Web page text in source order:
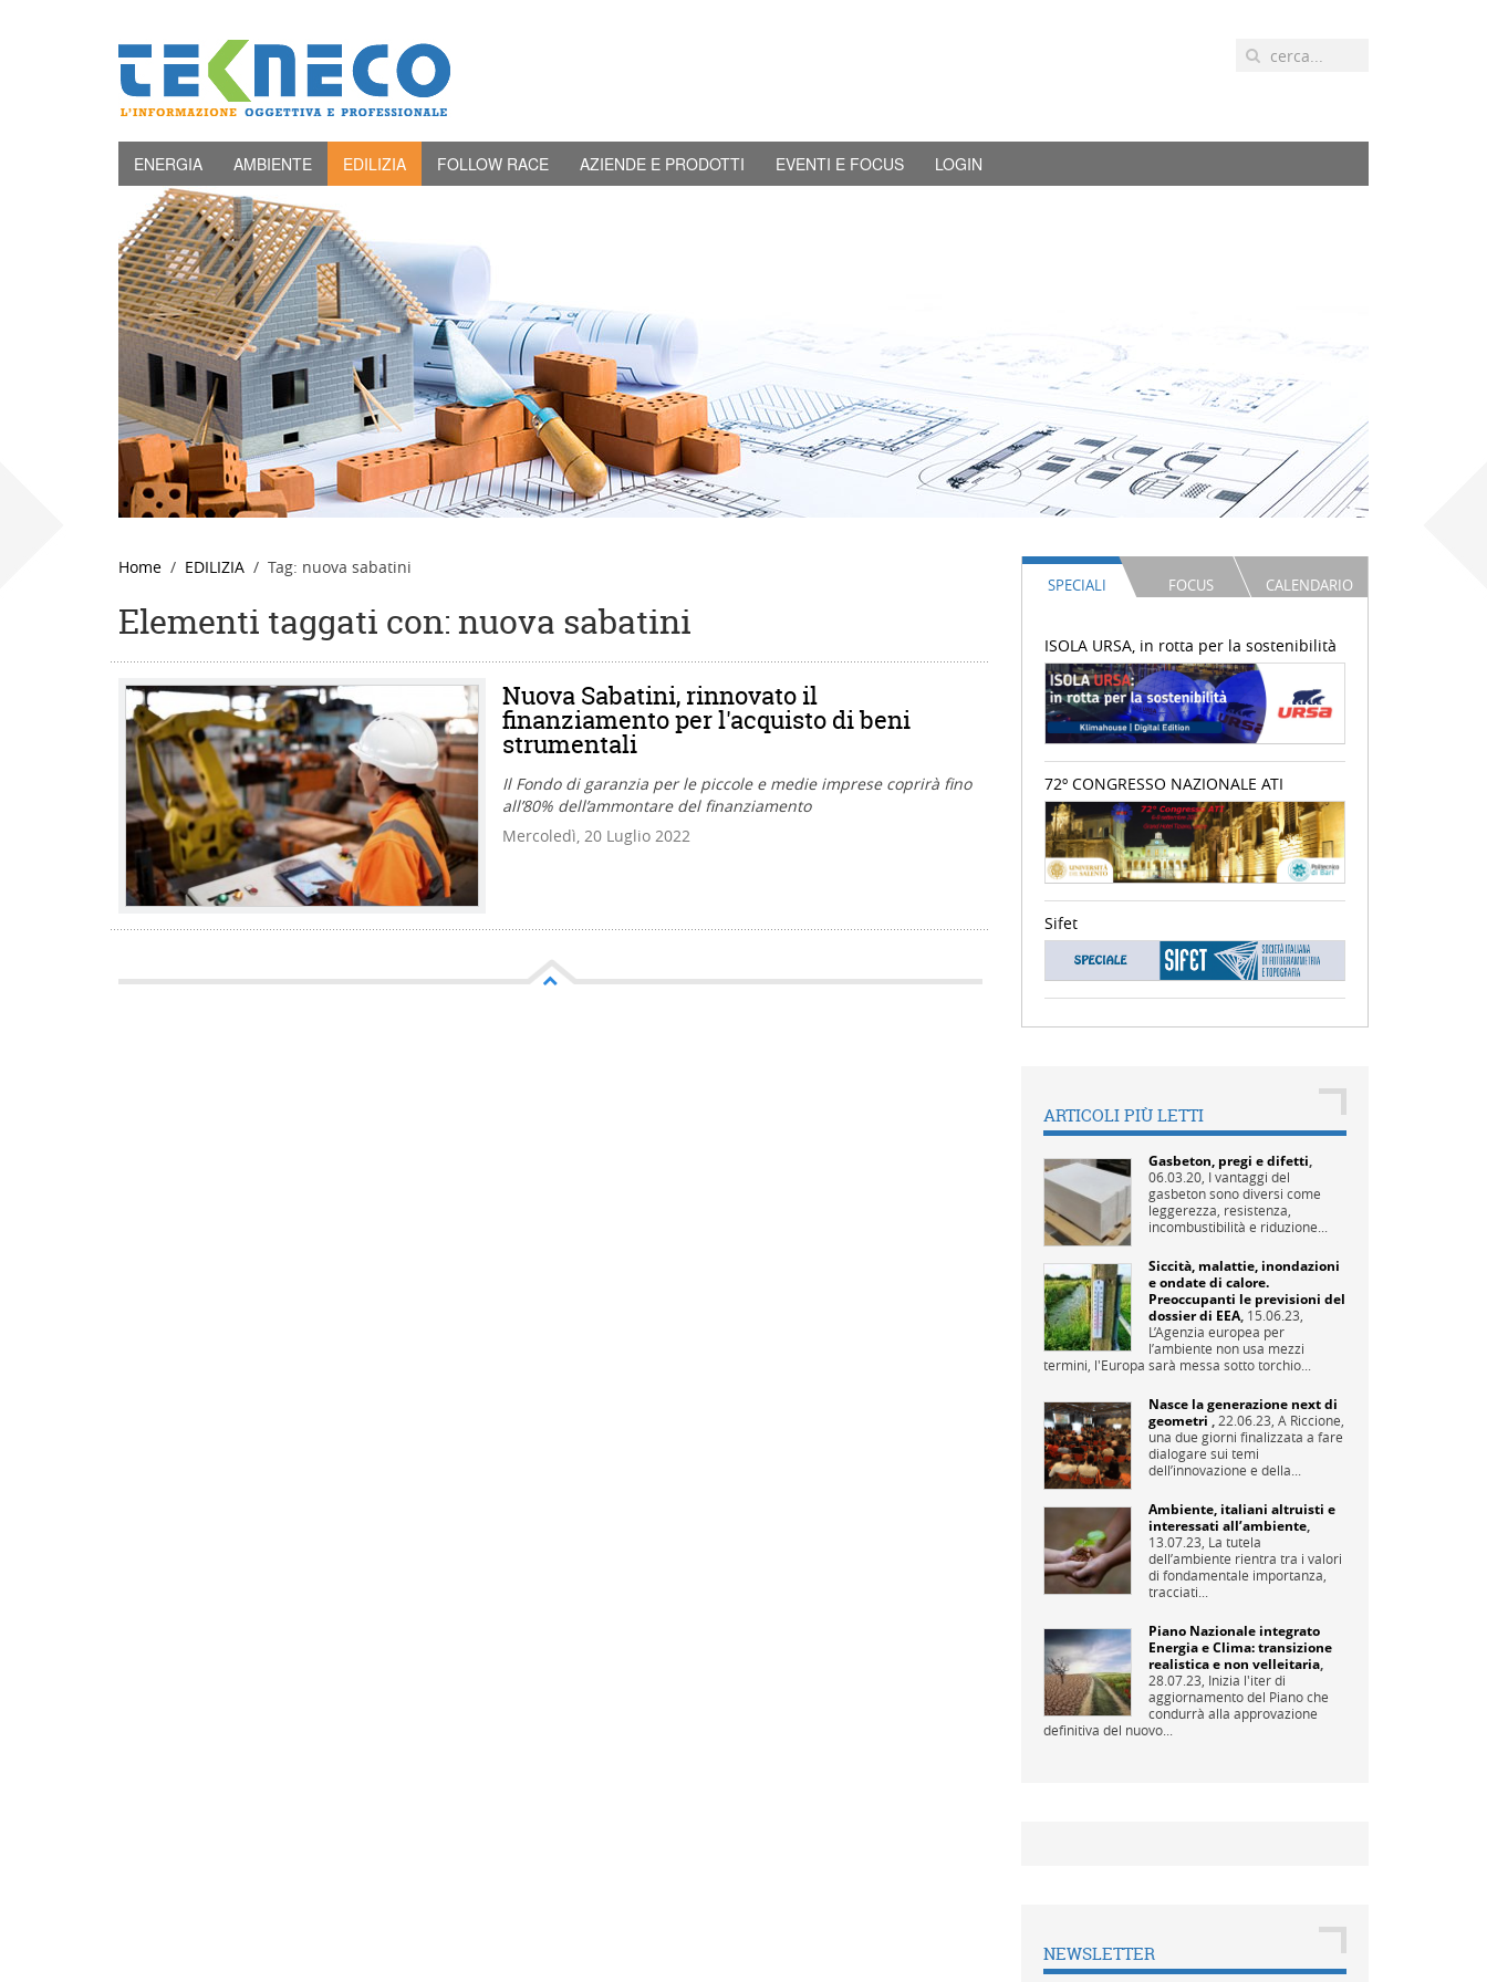
ENERGIA AMBIENTE EDILIZIA FOLLOW RACE AZIENDE E PRODOTTI EVENTI E FOCUS LOGIN
Home EDILIZIA Tag: nuova sabatini
Elementi taggati con: nuova sabatini
Nuova Sabatini, rinnovato il
finanziamento per l'acquisto di beni
strumentali
Il Fondo di garanzia per le piccole e medie imprese coprirà fino
all’80% dell’ammontare del finanziamento
Mercoledì, 20 Luglio 2022
SPECIALI FOCUS CALENDARIO
ISOLA URSA, in rotta per la sostenibilità
72º CONGRESSO NAZIONALE ATI
Sifet
ARTICOLI PIÙ LETTI
Gasbeton, pregi e difetti,
06.03.20, I vantaggi del
gasbeton sono diversi come
leggerezza, resistenza,
incombustibilità e riduzione...
Siccità, malattie, inondazioni
e ondate di calore.
Preoccupanti le previsioni del
dossier di EEA, 15.06.23,
L’Agenzia europea per
l’ambiente non usa mezzi
termini, l'Europa sarà messa sotto torchio...
Nasce la generazione next di
geometri , 22.06.23, A Riccione,
una due giorni finalizzata a fare
dialogare sui temi
dell’innovazione e della...
Ambiente, italiani altruisti e
interessati all’ambiente,
13.07.23, La tutela
dell’ambiente rientra tra i valori
di fondamentale importanza,
tracciati...
Piano Nazionale integrato
Energia e Clima: transizione
realistica e non velleitaria,
28.07.23, Inizia l'iter di
aggiornamento del Piano che
condurrà alla approvazione
definitiva del nuovo...
NEWSLETTER